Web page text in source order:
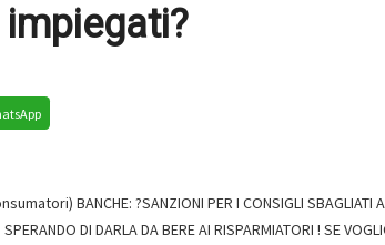
BANCHE: ?SANZIONI PER I CONSIGLI SBAGLIATI
DI DARLA DA BERE AI RISPARMIATORI ! SE